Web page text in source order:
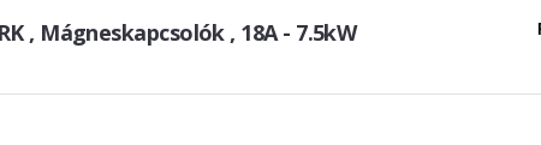
, Mágneskapcsolók , 18A - 7.5kW